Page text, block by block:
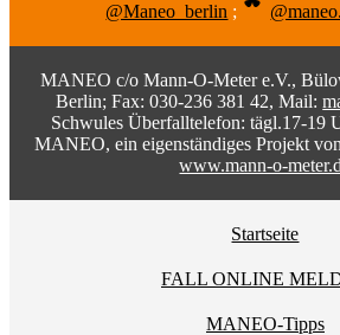
@Maneo_berlin ;
MANEO c/o Mann-O-Meter e.V.,
Berlin; Fax: 030-236 381 42, Mail:
Schwules Überfalltelefon: tägl.17-19
MANEO, ein eigenständiges Projekt
www.mann-o-
Startseite
FALL ONLINE
MANEO-Tipps